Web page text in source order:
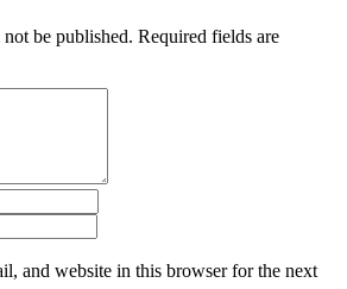
be published. Required fields are
and website in this browser for the next